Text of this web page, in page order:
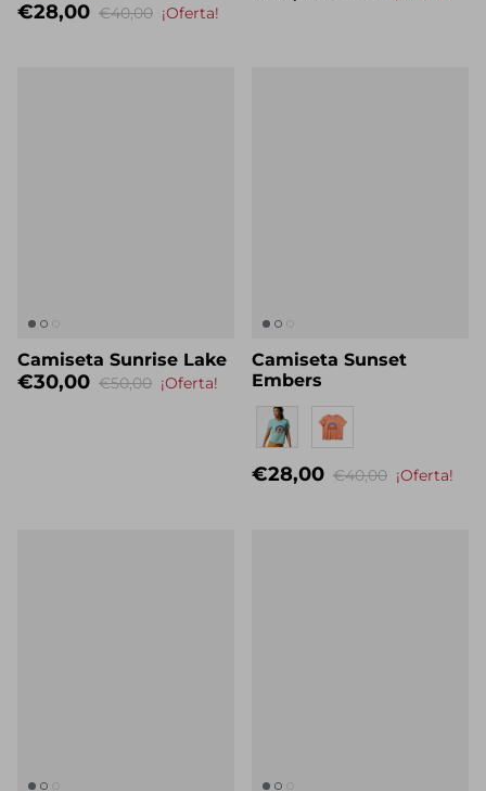
€28,00 €40,00 ¡Oferta!
Camiseta Sunrise Lake
€30,00 €50,00 ¡Oferta!
Camiseta Sunset
Embers
Eigenname
€28,00 €40,00 ¡Oferta!